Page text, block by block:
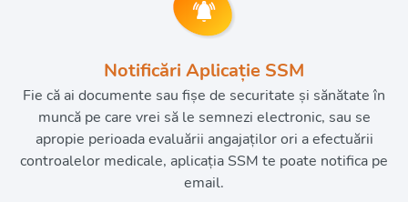
Notificări Aplicație SSM
Fie că ai documente sau fișe de securitate și sănătate în
muncă pe care vrei să le semnezi electronic, sau se
apropie perioada evaluării angajaților ori a efectuării
controalelor medicale, aplicația SSM te poate notifica pe
email.